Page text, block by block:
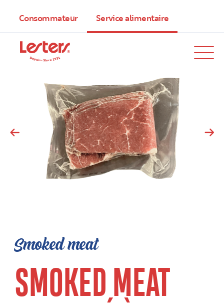
Consommateur Service alimentaire
Smoked meat
SMOKED MEAT